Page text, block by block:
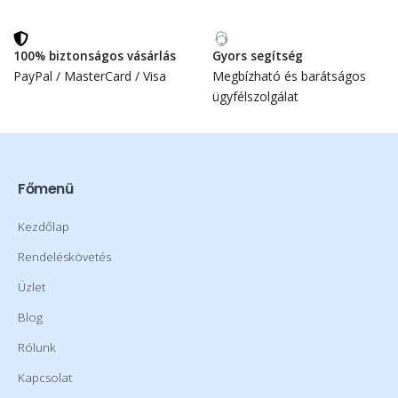
100% biztonságos vásárlás
PayPal / MasterCard / Visa
Gyors segítség
Megbízható és barátságos
ügyfélszolgálat
Főmenü
Kezdőlap
Rendeléskövetés
Üzlet
Blog
Rólunk
Kapcsolat